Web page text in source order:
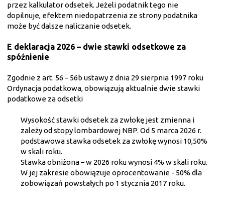
przez kalkulator odsetek. Jeżeli podatnik tego nie
dopilnuje, efektem niedopatrzenia ze strony podatnika
może być dalsze naliczanie odsetek.
E deklaracja 2026 – dwie stawki odsetkowe za
spóźnienie
Zgodnie z art. 56 – 56b ustawy z dnia 29 sierpnia 1997 roku
Ordynacja podatkowa, obowiązują aktualnie dwie stawki
podatkowe za odsetki
Wysokośćstawki odsetek za zwłokę jest zmienna i
zależy od stopy lombardowej NBP. Od 5 marca 2026 r.
podstawowa stawka odsetek za zwłokę wynosi 10,50%
w skali roku.
Stawka obniżona – w 2026 roku wynosi 4% w skali roku.
W jej zakresie obowiązuje oprocentowanie - 50% dla
zobowiązań powstałych po 1 stycznia 2017 roku.